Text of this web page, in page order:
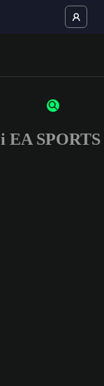
EA SPORTS